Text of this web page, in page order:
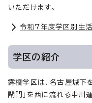
いただけます。
令和7年度学区別生
学区の紹介
露橋学区は、名古屋城下
閘門」を西に流れる中川